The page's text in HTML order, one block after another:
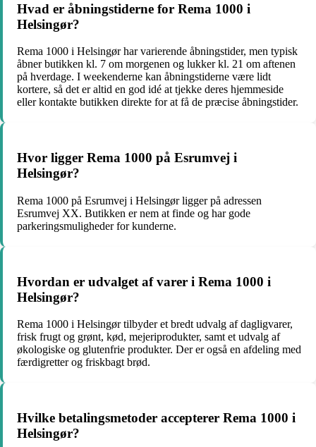
Hvad er åbningstiderne for Rema 1000 i
Helsingør?
Rema 1000 i Helsingør har varierende åbningstider, men typisk
åbner butikken kl. 7 om morgenen og lukker kl. 21 om aftenen
på hverdage. I weekenderne kan åbningstiderne være lidt
kortere, så det er altid en god idé at tjekke deres hjemmeside
eller kontakte butikken direkte for at få de præcise åbningstider.
Hvor ligger Rema 1000 på Esrumvej i
Helsingør?
Rema 1000 på Esrumvej i Helsingør ligger på adressen
Esrumvej XX. Butikken er nem at finde og har gode
parkeringsmuligheder for kunderne.
Hvordan er udvalget af varer i Rema 1000 i
Helsingør?
Rema 1000 i Helsingør tilbyder et bredt udvalg af dagligvarer,
frisk frugt og grønt, kød, mejeriprodukter, samt et udvalg af
økologiske og glutenfrie produkter. Der er også en afdeling med
færdigretter og friskbagt brød.
Hvilke betalingsmetoder accepterer Rema 1000 i
Helsingør?